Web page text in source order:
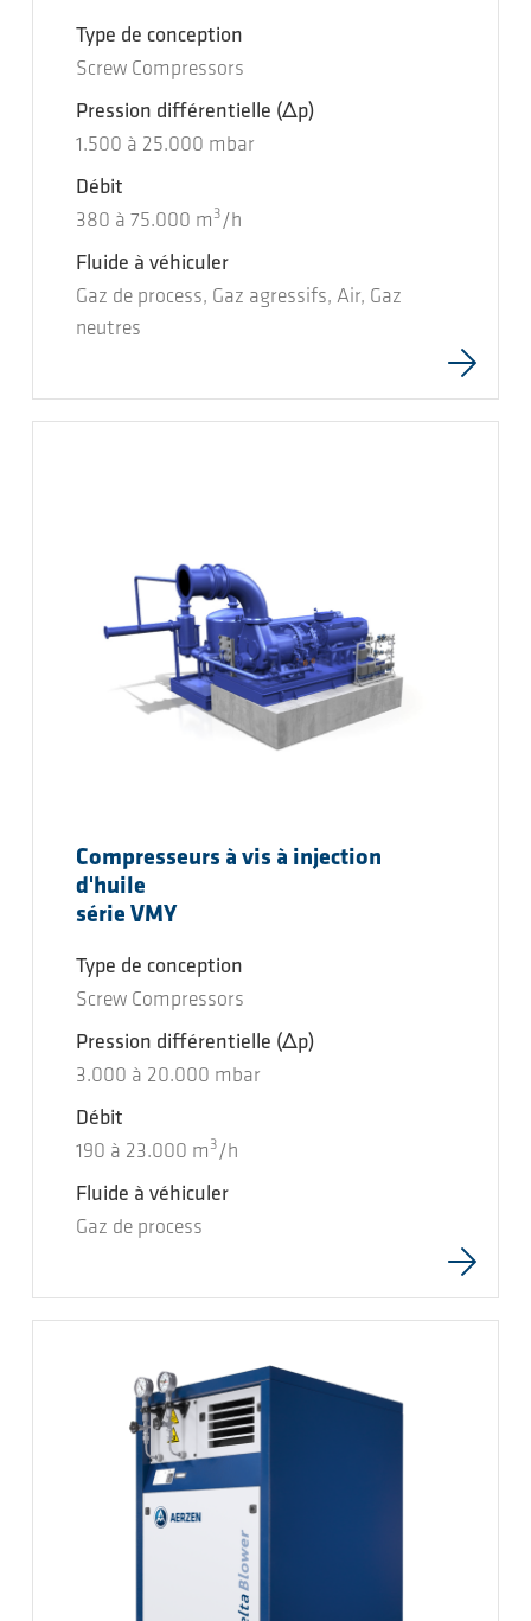
Type de conception
Screw Compressors
Pression différentielle (Δp)
1.500 à 25.000 mbar
Débit
380 à 75.000 m 3 /h
Fluide à véhiculer
Gaz de process, Gaz agressifs, Air, Gaz
neutres
Compresseurs à vis à injection
d'huile
série VMY
Type de conception
Screw Compressors
Pression différentielle (Δp)
3.000 à 20.000 mbar
Débit
190 à 23.000 m 3 /h
Fluide à véhiculer
Gaz de process